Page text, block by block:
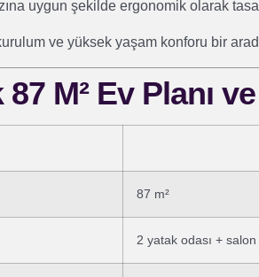
uygun şekilde ergonomik olarak
ve yüksek yaşam konforu bir
M² Ev Planı
87 m²
2 yatak odası +